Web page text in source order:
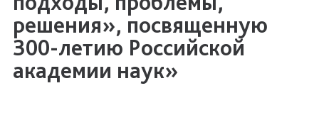
решения», посвященную
300-летию Российской
академии наук»